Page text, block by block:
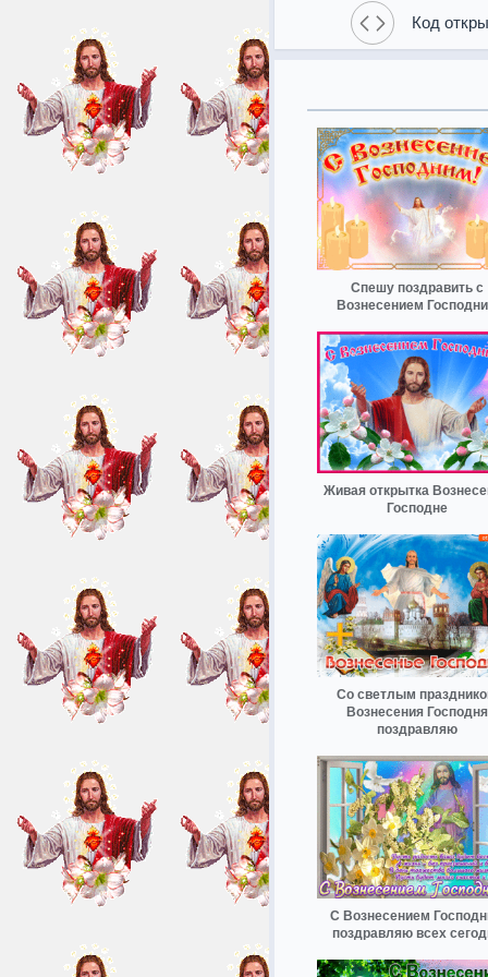
Код
Спешу поздравить с
Вознесением
Живая открытка
Господне
Со светлым
Вознесения Господня
поздравляю
С Вознесением
поздравляю всех